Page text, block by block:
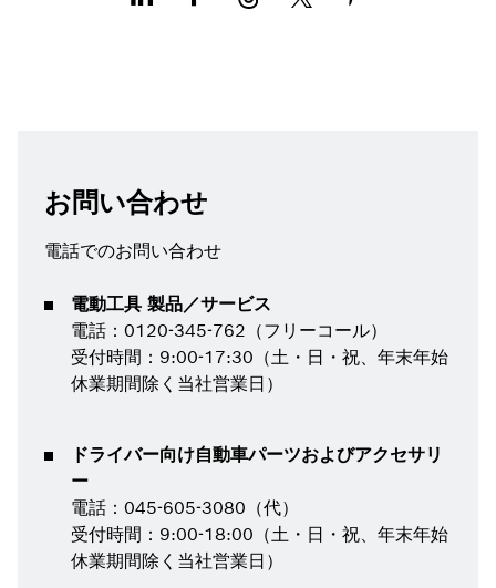
お問い合わせ
電話でのお問い合わせ
電動工具 製品／サービス
電話：0120-345-762（フリーコール）
受付時間：9:00-17:30（土・日・祝、年末年始
休業期間除く当社営業日）
ドライバー向け自動車パーツおよびアクセサリ
ー
電話：045-605-3080（代）
受付時間：9:00-18:00（土・日・祝、年末年始
休業期間除く当社営業日）